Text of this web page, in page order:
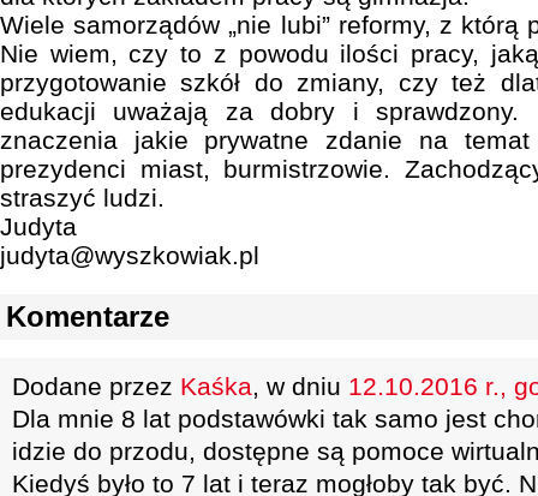
Wiele samorządów „nie lubi” reformy, z
Nie wiem, czy to z powodu ilości pracy,
przygotowanie szkół do zmiany, czy też
edukacji uważają za dobry i
znaczenia jakie prywatne zdanie na
prezydenci miast, burmistrzowie.
straszyć ludzi.
Judyta
judyta@wyszkowiak.pl
Komentarze
Dodane przez Kaśka, w dniu 12.10.2016 r.,
Dla mnie 8 lat podstawówki tak samo jest
idzie do przodu, dostępne są pomoce
Kiedyś było to 7 lat i teraz mogłoby tak być.